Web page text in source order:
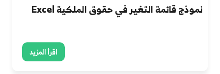
نموذج قائمة التغير في حقوق الملكية Excel
اقرأ المزيد